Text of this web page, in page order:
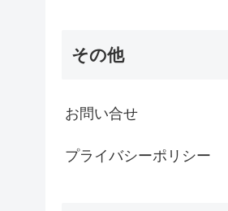
その他
お問い合せ
プライバシーポリシー